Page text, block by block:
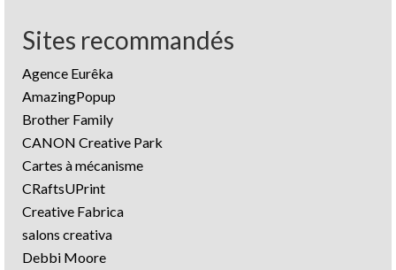
Sites recommandés
Agence Eurêka
AmazingPopup
Brother Family
CANON Creative Park
Cartes à mécanisme
CRaftsUPrint
Creative Fabrica
salons creativa
Debbi Moore